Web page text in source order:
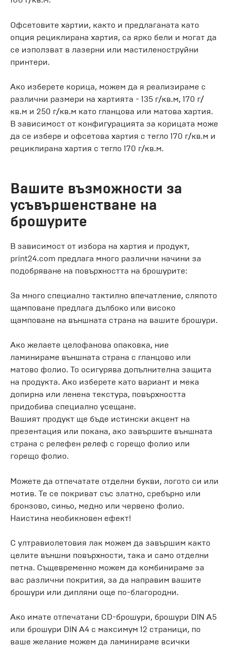
Офсетовите хартии, както и предлаганата като
опция рециклирана хартия, са ярко бели и могат да
се използват в лазерни или мастиленоструйни
принтери.
Ако изберете корица, можем да я реализираме с
различни размери на хартията - 135 г/кв.м, 170 г/
кв.м и 250 г/кв.м като гланцова или матова хартия.
В зависимост от конфигурацията за корицата може
да се избере и офсетова хартия с тегло 170 г/кв.м и
рециклирана хартия с тегло 170 г/кв.м.
Вашите възможности за
усъвършенстване на
брошурите
В зависимост от избора на хартия и продукт,
print24.com предлага много различни начини за
подобряване на повърхността на брошурите:
За много специално тактилно впечатление, сляпото
щамповане предлага дълбоко или високо
щамповане на външната страна на вашите брошури.
Ако желаете целофанова опаковка, ние
ламинираме външната страна с гланцово или
матово фолио. То осигурява допълнителна защита
на продукта. Ако изберете като вариант и мека
допирна или ленена текстура, повърхността
придобива специално усещане.
Вашият продукт ще бъде истински акцент на
презентация или покана, ако завършите външната
страна с релефен релеф с горещо фолио или
горещо фолио.
Можете да отпечатате отделни букви, логото си или
мотив. Те се покриват със златно, сребърно или
бронзово, синьо, медно или червено фолио.
Наистина необикновен ефект!
С ултравиолетовия лак можем да завършим както
целите външни повърхности, така и само отделни
петна. Същевременно можем да комбинираме за
вас различни покрития, за да направим вашите
брошури или дипляни още по-благородни.
Ако имате отпечатани CD-брошури, брошури DIN A5
или брошури DIN A4 с максимум 12 страници, по
ваше желание можем да ламинираме всички